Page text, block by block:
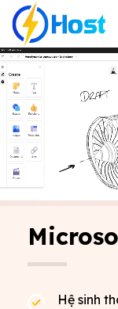
Bỏ
qua
nội
dung
Hệ sinh